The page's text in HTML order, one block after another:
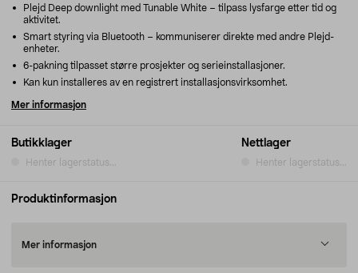
Butikklager
Henter lagerstatus...
Nettlager
Henter lagerstatus...
Plejd Deep downlight med Tunable White – tilpass lysfarge etter tid og
aktivitet.
Smart styring via Bluetooth – kommuniserer direkte med andre Plejd-
enheter.
6-pakning tilpasset større prosjekter og serieinstallasjoner.
Kan kun installeres av en registrert installasjonsvirksomhet.
Mer informasjon
Produktinformasjon
Mer informasjon